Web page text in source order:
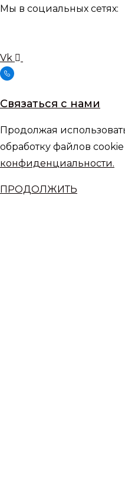
Мы в социальных сетях:
Vk
Связаться с нами
Продолжая
обработку файлов
конфиденциальности.
ПРОДОЛЖИТЬ